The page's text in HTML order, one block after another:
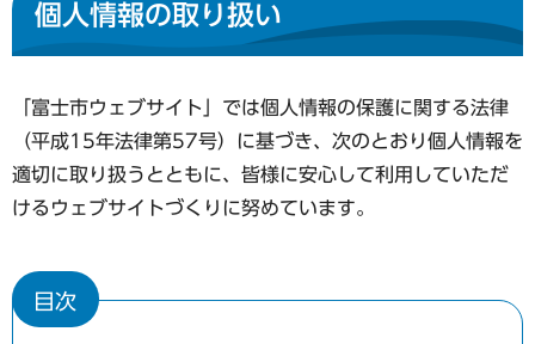
個人情報の取り扱い
「富士市ウェブサイト」では個人情報の保護に関する法律
（平成15年法律第57号）に基づき、次のとおり個人情報を
適切に取り扱うとともに、皆様に安心して利用していただ
けるウェブサイトづくりに努めています。
目次